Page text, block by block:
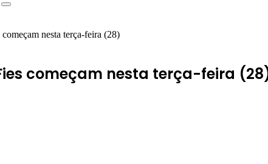
Procurar
nesta terça-feira (28)
começam nesta terça-feira